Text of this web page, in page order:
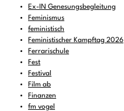
Ex-IN Genesungsbegleitung
Feminismus
feministisch
Feministischer Kampftag 2026
Ferrarischule
Fest
Festival
Film ab
Finanzen
fm vogel